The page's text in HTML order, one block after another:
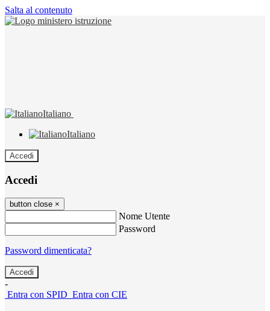
Salta al contenuto
Italiano
Italiano
Accedi
Accedi
button close ×
Nome Utente
Password
Password dimenticata?
-
Entra con SPID Entra con CIE